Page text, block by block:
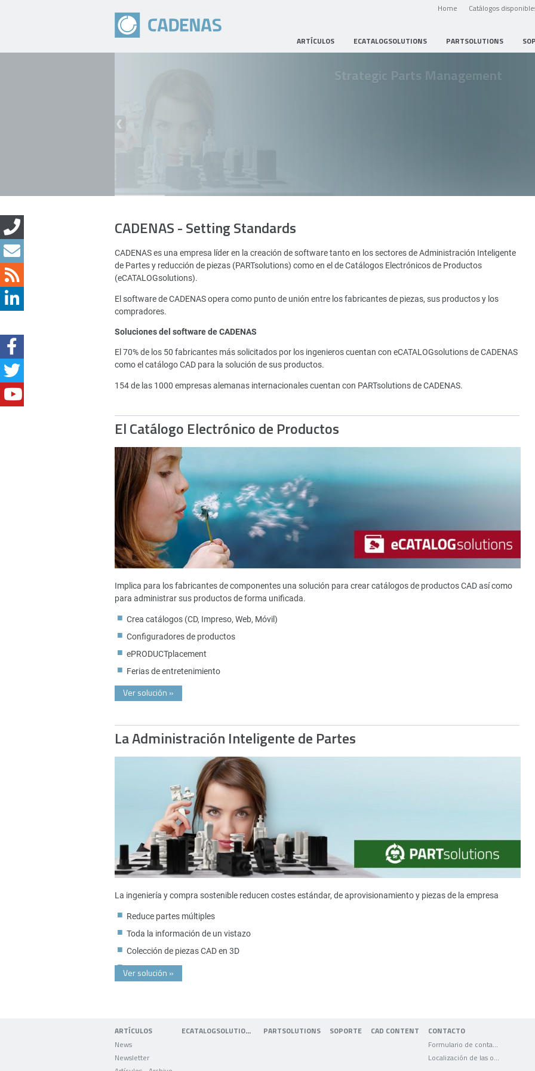
Home Catálogos
ARTÍCULOS ECATALOGSOLUTIONS PARTSOLUTIONS
Strategic Parts Management
CADENAS - Setting Standards
CADENAS es una empresa líder en la creación de software tanto en los sectores de Administración Inteligente
de Partes y reducción de piezas (PARTsolutions) como en el de Catálogos Electrónicos de Productos
(eCATALOGsolutions).
El software de CADENAS opera como punto de unión entre los fabricantes de piezas, sus productos y los
compradores.
Soluciones del software de CADENAS
El 70% de los 50 fabricantes más solicitados por los ingenieros cuentan con eCATALOGsolutions de CADENAS
como el catálogo CAD para la solución de sus productos.
154 de las 1000 empresas alemanas internacionales cuentan con PARTsolutions de CADENAS.
El Catálogo Electrónico de Productos
Implica para los fabricantes de componentes una solución para crear catálogos de productos CAD así como
para administrar sus productos de forma unificada.
Crea catálogos (CD, Impreso, Web, Móvil)
Configuradores de productos
ePRODUCTplacement
Ferias de entretenimiento
Ver solución »
La Administración Inteligente de Partes
La ingeniería y compra sostenible reducen costes estándar, de aprovisionamiento y piezas de la empresa
Reduce partes múltiples
Toda la información de un vistazo
Colección de piezas CAD en 3D
Ver solución »
ARTÍCULOS
News
Newsletter
ECATALOGSOLUTIONS PARTSOLUTIONS SOPORTE CAD CONTENT CONTACTO